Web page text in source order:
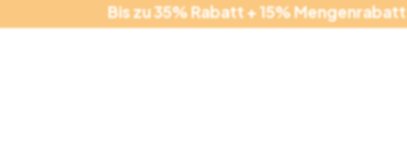
Bis zu 35% Rabatt + 15% Mengenrabatt